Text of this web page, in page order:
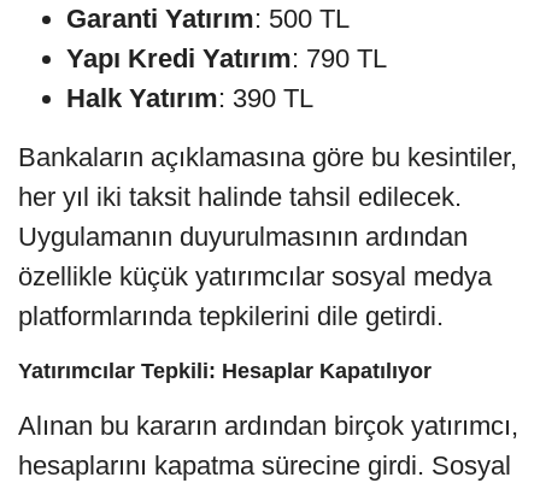
Garanti Yatırım: 500 TL
Yapı Kredi Yatırım: 790 TL
Halk Yatırım: 390 TL
Bankaların açıklamasına göre bu kesintiler,
her yıl iki taksit halinde tahsil edilecek.
Uygulamanın duyurulmasının ardından
özellikle küçük yatırımcılar sosyal medya
platformlarında tepkilerini dile getirdi.
Yatırımcılar Tepkili: Hesaplar Kapatılıyor
Alınan bu kararın ardından birçok yatırımcı,
hesaplarını kapatma sürecine girdi. Sosyal